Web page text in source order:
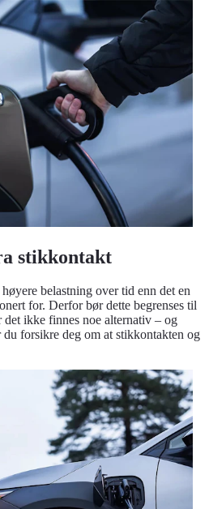
stikkontakt
belastning over tid enn det en
for. Derfor bør dette begrenses til
ikke finnes noe alternativ – og
forsikre deg om at stikkontakten og